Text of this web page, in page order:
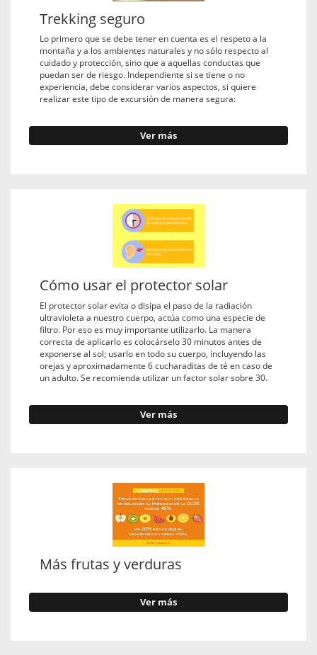
Trekking seguro
Lo primero que se debe tener en cuenta es el respeto a la
montaña y a los ambientes naturales y no sólo respecto al
cuidado y protección, sino que a aquellas conductas que
puedan ser de riesgo. Independiente si se tiene o no
experiencia, debe considerar varios aspectos, si quiere
realizar este tipo de excursión de manera segura:
Ver más
Cómo usar el protector solar
El protector solar evita o disipa el paso de la radiación
ultravioleta a nuestro cuerpo, actúa como una especie de
filtro. Por eso es muy importante utilizarlo. La manera
correcta de aplicarlo es colocárselo 30 minutos antes de
exponerse al sol; usarlo en todo su cuerpo, incluyendo las
orejas y aproximadamente 6 cucharaditas de té en caso de
un adulto. Se recomienda utilizar un factor solar sobre 30.
Ver más
Más frutas y verduras
Ver más